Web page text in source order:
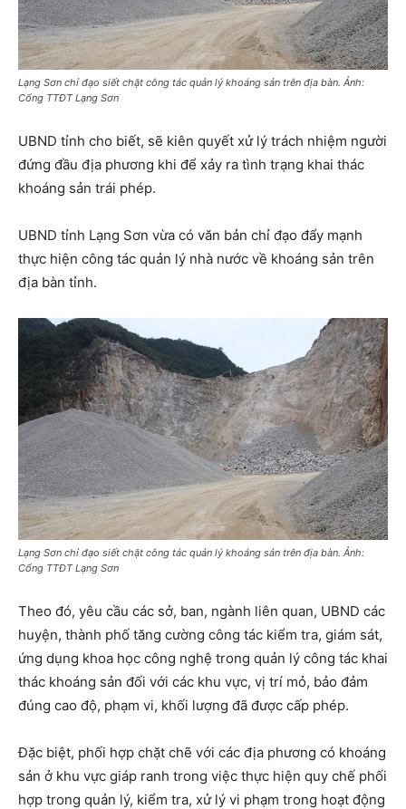
Lạng Sơn chỉ đạo siết chặt công tác quản lý khoáng sản trên địa bàn. Ảnh:
Cổng TTĐT Lạng Sơn
UBND tỉnh cho biết, sẽ kiên quyết xử lý trách nhiệm người
đứng đầu địa phương khi để xảy ra tình trạng khai thác
khoáng sản trái phép.
UBND tỉnh Lạng Sơn vừa có văn bản chỉ đạo đẩy mạnh
thực hiện công tác quản lý nhà nước về khoáng sản trên
địa bàn tỉnh.
Lạng Sơn chỉ đạo siết chặt công tác quản lý khoáng sản trên địa bàn. Ảnh:
Cổng TTĐT Lạng Sơn
Theo đó, yêu cầu các sở, ban, ngành liên quan, UBND các
huyện, thành phố tăng cường công tác kiểm tra, giám sát,
ứng dụng khoa học công nghệ trong quản lý công tác khai
thác khoáng sản đối với các khu vực, vị trí mỏ, bảo đảm
đúng cao độ, phạm vi, khối lượng đã được cấp phép.
Đặc biệt, phối hợp chặt chẽ với các địa phương có khoáng
sản ở khu vực giáp ranh trong việc thực hiện quy chế phối
hợp trong quản lý, kiểm tra, xử lý vi phạm trong hoạt động